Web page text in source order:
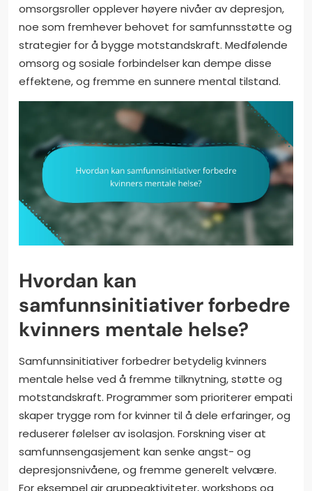
omsorgsroller opplever høyere nivåer av depresjon,
noe som fremhever behovet for samfunnsstøtte og
strategier for å bygge motstandskraft. Medfølende
omsorg og sosiale forbindelser kan dempe disse
effektene, og fremme en sunnere mental tilstand.
Hvordan kan
samfunnsinitiativer forbedre
kvinners mentale helse?
Samfunnsinitiativer forbedrer betydelig kvinners
mentale helse ved å fremme tilknytning, støtte og
motstandskraft. Programmer som prioriterer empati
skaper trygge rom for kvinner til å dele erfaringer, og
reduserer følelser av isolasjon. Forskning viser at
samfunnsengasjement kan senke angst- og
depresjonsnivåene, og fremme generelt velvære.
For eksempel gir gruppeaktiviteter, workshops og